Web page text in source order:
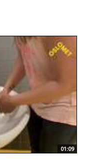
01:09